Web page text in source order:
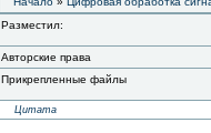
Разместил:
Авторские права
Прикрепленные файлы
Цитата